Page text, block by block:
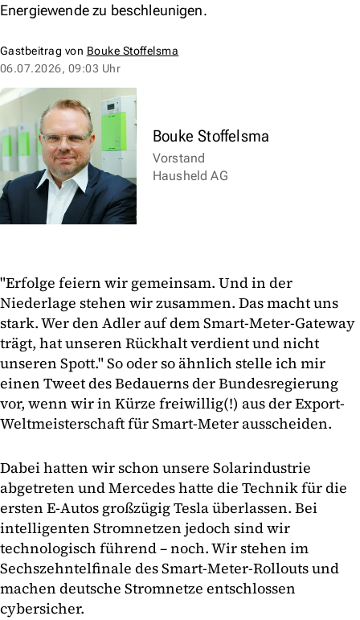
Energiewende zu beschleunigen.
Gastbeitrag von Bouke Stoffelsma
06.07.2026, 09:03 Uhr
Bouke Stoffelsma
Vorstand
Hausheld AG
"Erfolge feiern wir gemeinsam. Und in der
Niederlage stehen wir zusammen. Das macht uns
stark. Wer den Adler auf dem Smart-Meter-Gateway
trägt, hat unseren Rückhalt verdient und nicht
unseren Spott." So oder so ähnlich stelle ich mir
einen Tweet des Bedauerns der Bundesregierung
vor, wenn wir in Kürze freiwillig(!) aus der Export-
Weltmeisterschaft für Smart-Meter ausscheiden.
Dabei hatten wir schon unsere Solarindustrie
abgetreten und Mercedes hatte die Technik für die
ersten E-Autos großzügig Tesla überlassen. Bei
intelligenten Stromnetzen jedoch sind wir
technologisch führend – noch. Wir stehen im
Sechszehntelfinale des Smart-Meter-Rollouts und
machen deutsche Stromnetze entschlossen
cybersicher.